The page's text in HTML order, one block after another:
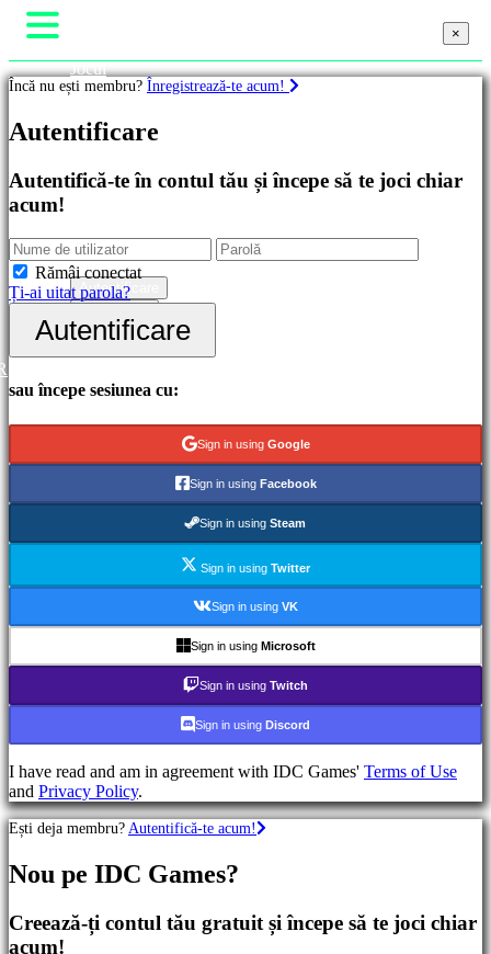
Recomandate
Lansări
noi
Categorii
Jocuri
de
Jocuri
strategie
de
Jocuri
Jocuri
Jocuri
Shootere
games
games
games
games
Puzzle
games
Fighting
Demouri
Comunitate
Jocul
Gameplay
Noutăți
Ajutor
Autentificare
×
Încă nu ești membru? Înregistrează-te acum!
Autentificare
Autentifică-te în contul tău și începe să te joci chiar
acum!
Rămâi conectat
Ți-ai uitat parola?
Autentificare
sau începe sesiunea cu:
Sign in using Google
Sign in using Facebook
Sign in using Steam
Sign in using Twitter
Sign in using VK
Sign in using Microsoft
Sign in using Twitch
Sign in using Discord
I have read and am in agreement with IDC Games' Terms of Use
and Privacy Policy.
×
Ești deja membru? Autentifică-te acum!
Nou pe IDC Games?
Creează-ți contul tău gratuit și începe să te joci chiar
acum!
×